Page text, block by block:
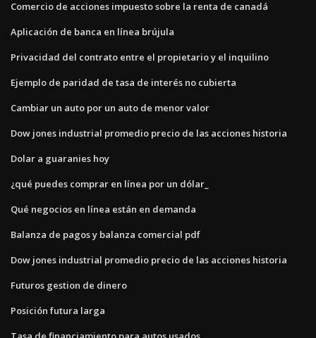
Comercio de acciones impuesto sobre la renta de canadá
Aplicación de banca en línea brújula
Privacidad del contrato entre el propietario y el inquilino
Ejemplo de paridad de tasa de interés no cubierta
Cambiar un auto por un auto de menor valor
Dow jones industrial promedio precio de las acciones historia
Dolar a guaranies hoy
¿qué puedes comprar en línea por un dólar_
Qué negocios en línea están en demanda
Balanza de pagos y balanza comercial pdf
Dow jones industrial promedio precio de las acciones historia
Futuros gestion de dinero
Posición futura larga